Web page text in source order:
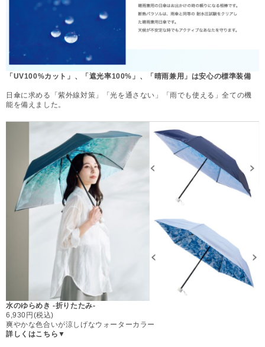
「UV100%カット」、「遮光率100%」、「晴雨兼用」は安心の標準装備
日傘に求める「紫外線対策」「光を通さない」「雨でも使える」全ての機
能を備えました。
水のゆらめき -折りたたみ-
6,930円(税込)
爽やかな色合いが涼しげなウォーターカラー
詳しくはこちら▼